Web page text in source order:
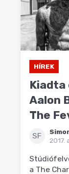
HÍREK
Kiadta
Aalon
The
SF
2017.
a The